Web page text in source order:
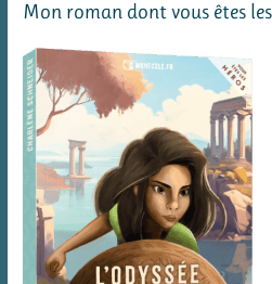
culture
et
améliorer
sa
mémoire
Mon roman dont vous êtes